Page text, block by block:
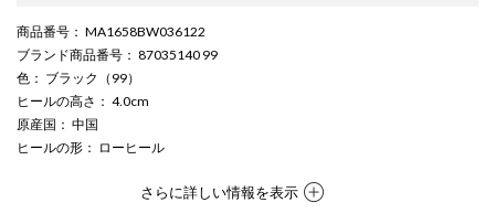
商品番号 ： MA1658BW036122
ブランド商品番号 ： 87035140 99
色 ： ブラック（99）
ヒールの高さ ： 4.0cm
原産国 ： 中国
ヒールの形 ： ローヒール
さらに詳しい情報を表示